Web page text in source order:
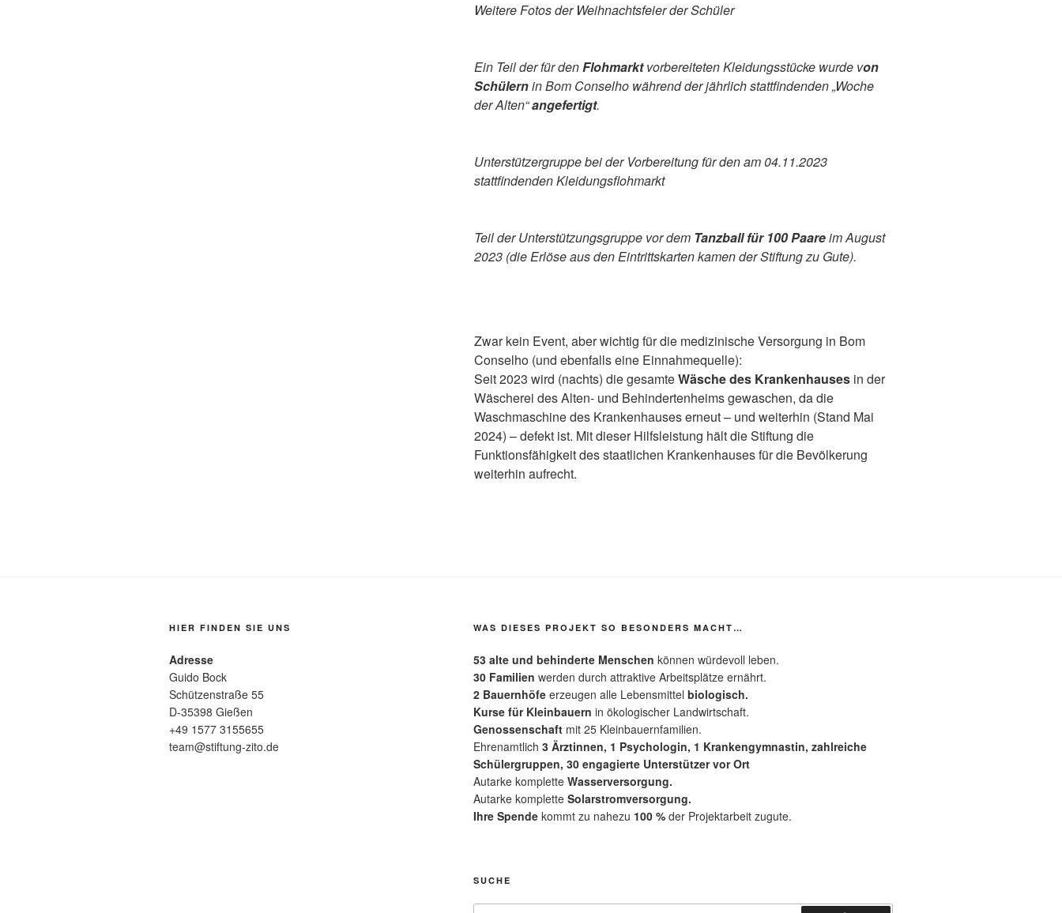
Weitere Fotos der Weihnachtsfeier der Schüler
Ein Teil der für denFlohmarktvorbereiteten Kleidungsstücke wurde von
Schülernin Bom Conselho während der jährlich stattfindenden „Woche
der Alten“angefertigt.
Unterstützergruppe bei der Vorbereitung für den am 04.11.2023
stattfindenden Kleidungsflohmarkt
Teil der Unterstützungsgruppe vor dem Tanzball für 100 Paareim August
2023 (die Erlöse aus den Eintrittskarten kamen der Stiftung zu Gute).
Zwar kein Event, aber wichtig für die medizinische Versorgung in Bom
Conselho (und ebenfalls eine Einnahmequelle):
Seit 2023 wird (nachts) die gesamteWäsche des Krankenhausesin der
Wäscherei des Alten- und Behindertenheims gewaschen, da die
Waschmaschine des Krankenhauses erneut – und weiterhin (Stand Mai
2024) – defekt ist. Mit dieser Hilfsleistung hält die Stiftung die
Funktionsfähigkeit des staatlichen Krankenhauses für die Bevölkerung
weiterhin aufrecht.
HIER FINDEN SIE UNS
Adresse
Guido Bock
Schützenstraße 55
D-35398 Gießen
+49 1577 3155655
team@stiftung-zito.de
WAS DIESES PROJEKT SO BESONDERS MACHT…
53 alte und behinderte Menschen können würdevoll leben.
30 Familien werden durch attraktive Arbeitsplätze ernährt.
2 Bauernhöfe erzeugen alle Lebensmittel biologisch.
Kurse für Kleinbauern in ökologischer Landwirtschaft.
Genossenschaft mit 25 Kleinbauernfamilien.
Ehrenamtlich 3 Ärztinnen, 1 Psychologin, 1 Krankengymnastin, zahlreiche
Schülergruppen, 30 engagierte Unterstützer vor Ort
Autarke komplette Wasserversorgung.
Autarke komplette Solarstromversorgung.
Ihre Spende kommt zu nahezu 100 % der Projektarbeit zugute.
SUCHE